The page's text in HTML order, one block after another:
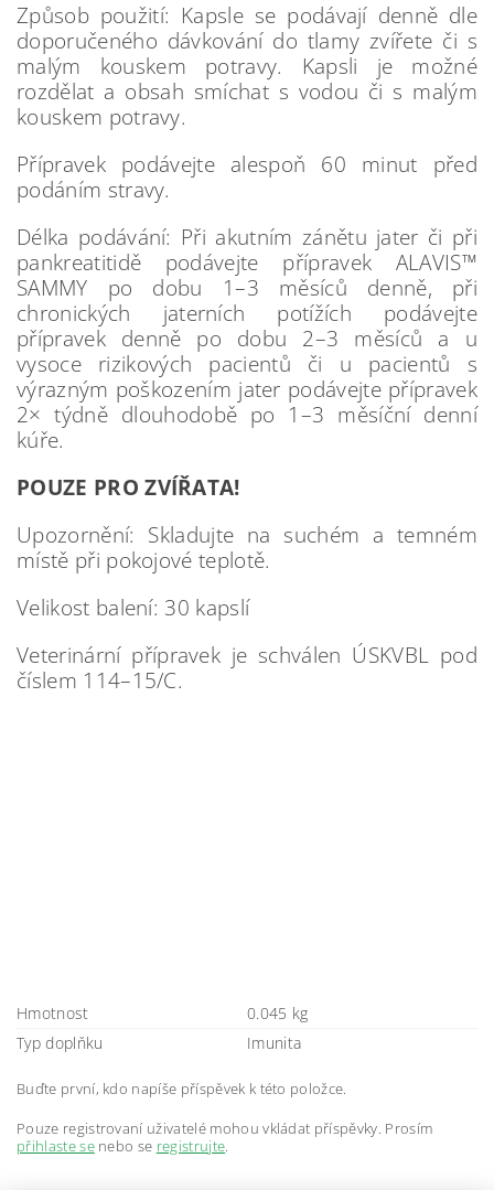
Způsob použití: Kapsle se podávají denně dle
doporučeného dávkování do tlamy zvířete či s
malým kouskem potravy. Kapsli je možné
rozdělat a obsah smíchat s vodou či s malým
kouskem potravy.
Přípravek podávejte alespoň 60 minut před
podáním stravy.
Délka podávání: Při akutním zánětu jater či při
pankreatitidě podávejte přípravek ALAVIS™
SAMMY po dobu 1–3 měsíců denně, při
chronických jaterních potížích podávejte
přípravek denně po dobu 2–3 měsíců a u
vysoce rizikových pacientů či u pacientů s
výrazným poškozením jater podávejte přípravek
2× týdně dlouhodobě po 1–3 měsíční denní
kúře.
POUZE PRO ZVÍŘATA!
Upozornění: Skladujte na suchém a temném
místě při pokojové teplotě.
Velikost balení: 30 kapslí
Veterinární přípravek je schválen ÚSKVBL pod
číslem 114–15/C.
Hmotnost
0.045 kg
Typ doplňku
Imunita
Buďte první, kdo napíše příspěvek k této položce.
Pouze registrovaní uživatelé mohou vkládat příspěvky. Prosím
přihlaste senebo se registrujte.